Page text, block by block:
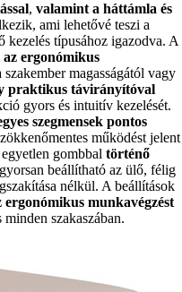
,valamint a háttámla és
ami lehetővé teszi a
kezelés típusához igazodva. A
az ergonómikus
magasságától vagy
praktikus távirányítóval
gyors és intuitív kezelését.
szegmensek pontos
működést jelent
egyetlen gombbaltörténő
beállítható az ülő, félig
nélkül. A beállítások
ergonómikus munkavégzést
szakaszában.